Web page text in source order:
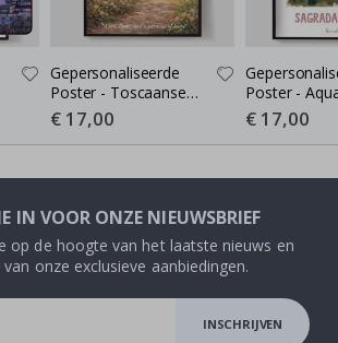
Gepersonaliseerde
Poster - Toscaanse
Villa Stijl - AI Poster
Special
Price
€ 17,00
Poster -
Reisposter -
Special
Price
€ 17,00
IN VOOR ONZE NIEUWSBRIEF
op de hoogte van het laatste nieuws en
onze exclusieve aanbiedingen.
INSCHRIJVEN